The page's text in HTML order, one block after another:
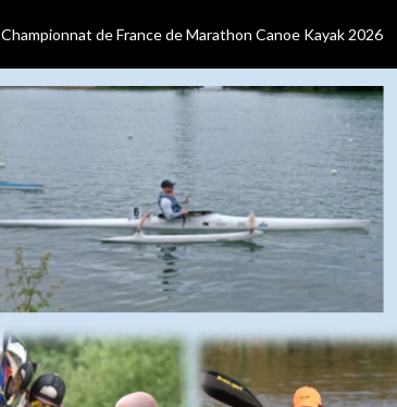
Championnat de France de Marathon Canoe Kayak 2026